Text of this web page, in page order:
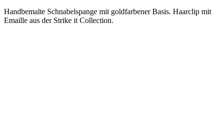
Handbemalte Schnabelspange mit goldfarbener Basis. Haarclip mit
Emaille aus der Strike it Collection.